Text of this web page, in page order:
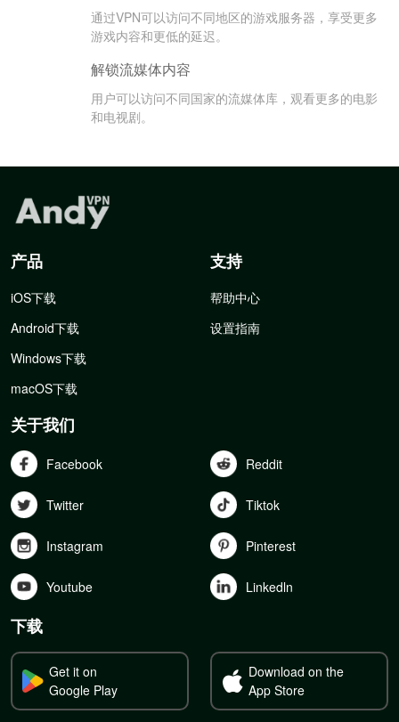
通过VPN可以访问不同地区的游戏服务器，享受更多
游戏内容和更低的延迟。
解锁流媒体内容
用户可以访问不同国家的流媒体库，观看更多的电影
和电视剧。
产品
iOS下载
Android下载
Windows下载
macOS下载
支持
帮助中心
设置指南
关于我们
Facebook Reddit
Twitter Tiktok
Instagram Pinterest
Youtube Linkedln
下载
Get it on
Google Play
Download on the
App Store